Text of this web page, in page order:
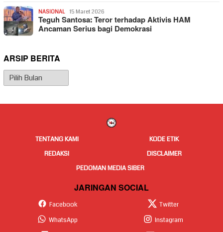
NASIONAL 15 Maret 2026
Teguh Santosa: Teror terhadap Aktivis HAM
Ancaman Serius bagi Demokrasi
ARSIP BERITA
Arsip
Berita
TENTANG KAMI
KODE ETIK
REDAKSI
DISCLAIMER
PEDOMAN MEDIA SIBER
JARINGAN SOCIAL
Facebook
Twitter
WhatsApp
Instagram